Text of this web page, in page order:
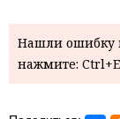
Нашли ошибку
нажмите: